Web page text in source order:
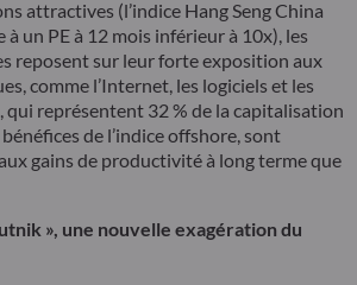
attractives (l’indice Hang Seng China
à un PE à 12 mois inférieur à 10x), les
reposent sur leur forte exposition aux
comme l’Internet, les logiciels et les
qui représentent 32 % de la capitalisation
de l’indice offshore, sont
gains de productivité à long terme que
», une nouvelle exagération du